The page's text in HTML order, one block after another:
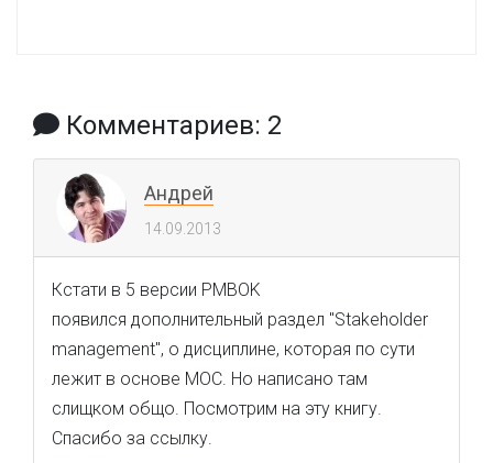
Комментариев: 2
Андрей
14.09.2013
Кстати в 5 версии PMBOK
появился дополнительный раздел "Stakeholder
management", о дисциплине, которая по сути
лежит в основе MOC. Но написано там
слищком общо. Посмотрим на эту книгу.
Спасибо за ссылку.